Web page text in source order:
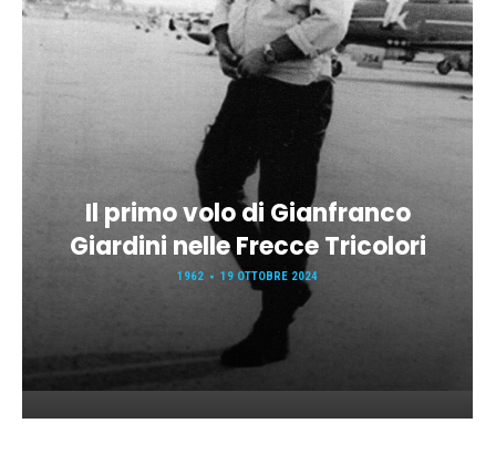
Il primo volo di Gianfranco
Giardini nelle Frecce Tricolori
1962 19 OTTOBRE 2024